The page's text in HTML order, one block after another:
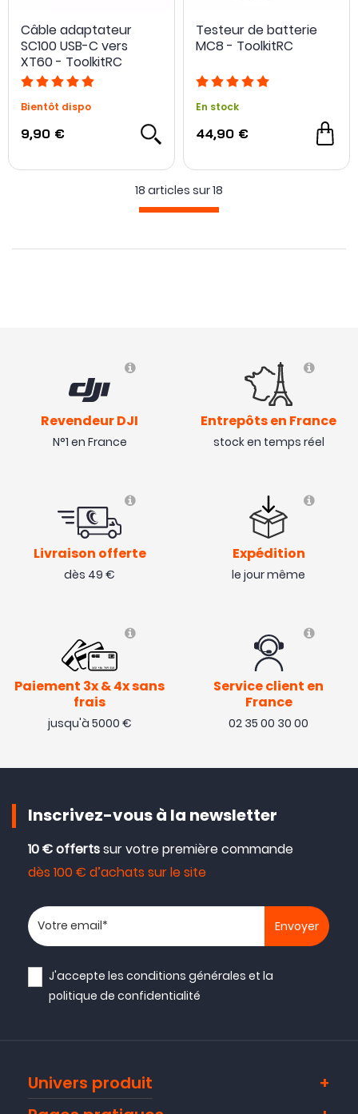
Câble adaptateur
SC100 USB-C vers
XT60 - ToolkitRC
Bientôt dispo
9,90 €
Testeur de batterie
MC8 - ToolkitRC
En stock
44,90 €
18 articles sur18
Revendeur DJI
N°1 en France
Entrepôts en France
stock en temps réel
Livraison offerte
dès 49 €
Expédition
le jour même
Paiement 3x & 4x sans
frais
jusqu'à 5000 €
Service client en
France
02 35 00 30 00
Inscrivez-vous à la newsletter
10 € offertssur votre première commande
dès 100 € d’achats sur le site
Votre adresse email
J'accepte lesconditions générales et la
politique de confidentialité
Univers produit